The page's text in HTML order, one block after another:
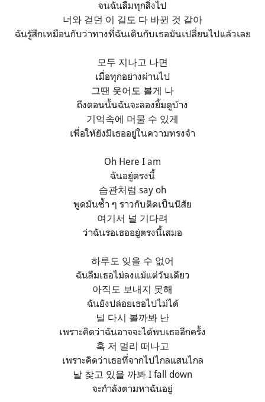
จนฉันลืมทุกสิ่งไป
너와 걷던 이 길도 다 바뀐 것 같아
ฉันรู้สึกเหมือนกับว่าทางที่ฉันเดินกับเธอมันเปลี่ยนไปแล้วเลย
모두 지나고 나면
เมื่อทุกอย่างผ่านไป
그땐 웃어도 볼게 나
ถึงตอนนั้นฉันจะลองยิ้มดูบ้าง
기억속에 머물 수 있게
เพื่อให้ยังมีเธออยู่ในความทรงจำ
Oh Here I am
ฉันอยู่ตรงนี้
습관처럼 say oh
พูดมันซ้ำ ๆ ราวกับติดเป็นนิสัย
여기서 널 기다려
ว่าฉันรอเธออยู่ตรงนี้เสมอ
하루도 잊을 수 없어
ฉันลืมเธอไม่ลงแม้แต่วันเดียว
아직도 보내지 못해
ฉันยังปล่อยเธอไปไม่ได้
널 다시 볼까봐 난
เพราะคิดว่าฉันอาจจะได้พบเธออีกครั้ง
혹 저 멀리 떠나고
เพราะคิดว่าเธอที่จากไปไกลแสนไกล
날 찾고 있을 까봐 I fall down
จะกำลังตามหาฉันอยู่